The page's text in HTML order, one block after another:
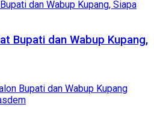
Bupati dan Wabup Kupang,